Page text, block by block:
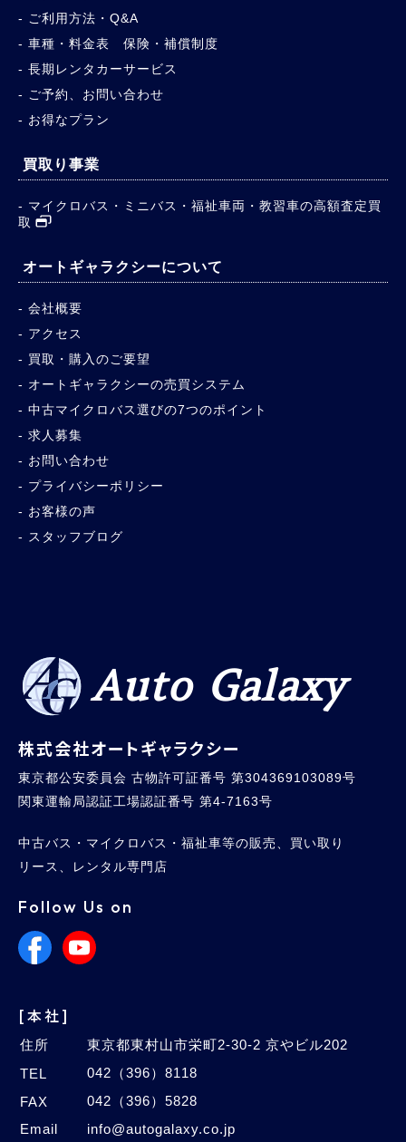
ご利用方法・Q&A
車種・料金表 保険・補償制度
長期レンタカーサービス
ご予約、お問い合わせ
お得なプラン
買取り事業
マイクロバス・ミニバス・福祉車両・教習車の高額査定買
取
オートギャラクシーについて
会社概要
アクセス
買取・購入のご要望
オートギャラクシーの売買システム
中古マイクロバス選びの7つのポイント
求人募集
お問い合わせ
プライバシーポリシー
お客様の声
スタッフブログ
Auto Galaxy
株式会社オートギャラクシー
東京都公安委員会 古物許可証番号 第304369103089号
関東運輸局認証工場認証番号 第4-7163号
中古バス・マイクロバス・福祉車等の販売、買い取り
リース、レンタル専門店
Follow Us on
[本社]
住所
東京都東村山市栄町2-30-2 京やビル202
TEL
042（396）8118
FAX
042（396）5828
Email
info@autogalaxy.co.jp